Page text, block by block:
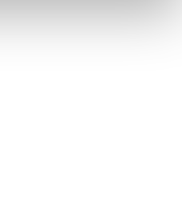
kullanılmaktadır. Bu
sunulması
ve sizlere yönelik
detaylı bilgi için Ayarlar